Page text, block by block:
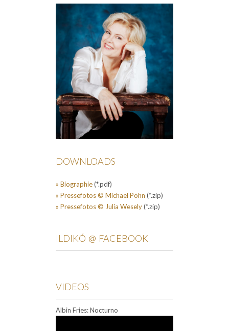
DOWNLOADS
» Biographie(*.pdf)
» Pressefotos © Michael Pöhn (*.zip)
» Pressefotos © Julia Wesely(*.zip)
ILDIKÓ @ FACEBOOK
VIDEOS
Albin Fries: Nocturno